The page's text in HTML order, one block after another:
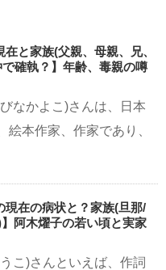
在と家族(父親、母親、兄、
確執？】年齢、毒親の噂
なかよこ)さんは、日本
絵本作家、作家であり、
現在の病状と？家族(旦那/
阿木燿子の若い頃と実家
こ)さんといえば、作詞